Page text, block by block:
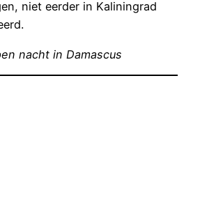
niet eerder in Kaliningrad
nacht in Damascus